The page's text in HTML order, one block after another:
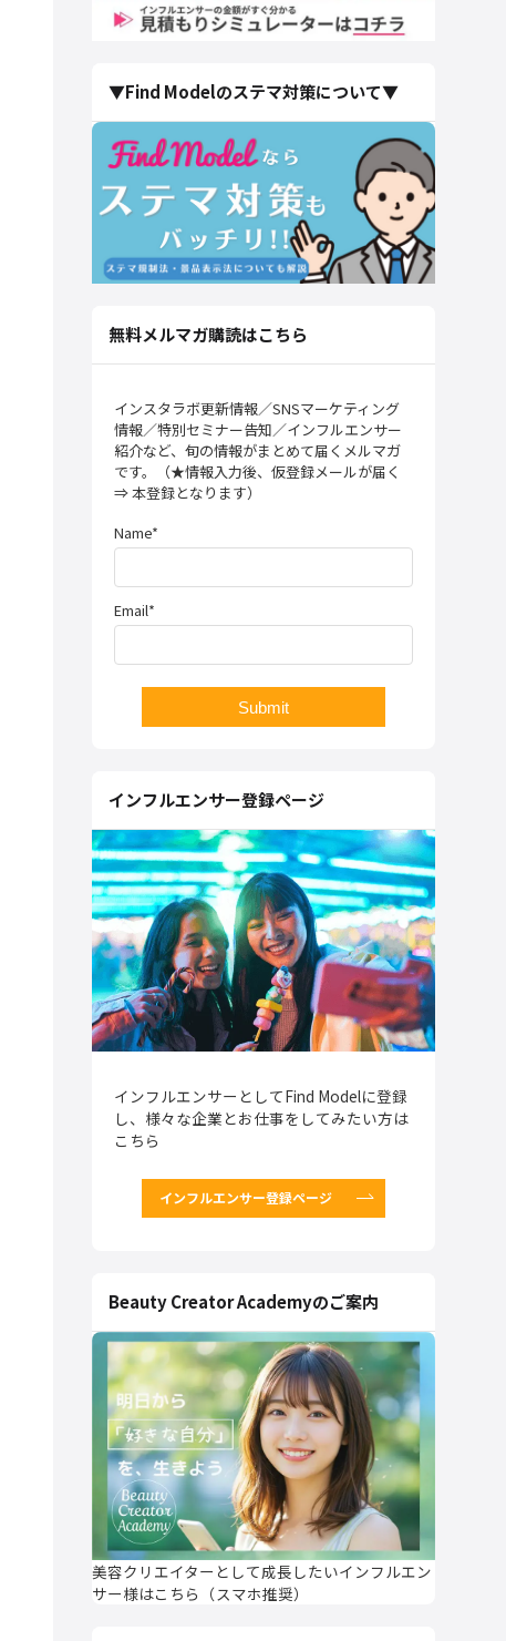
▼Find Modelのステマ対策について▼
無料メルマガ購読はこちら
インスタラボ更新情報／SNSマーケティング
情報／特別セミナー告知／インフルエンサー
紹介など、旬の情報がまとめて届くメルマガ
です。（★情報入力後、仮登録メールが届く
⇒ 本登録となります）
Name*
Email*
インフルエンサー登録ページ
インフルエンサーとしてFind Modelに登録
し、様々な企業とお仕事をしてみたい方は
こちら
インフルエンサー登録ページ
Beauty Creator Academyのご案内
美容クリエイターとして成長したいインフルエン
サー様はこちら（スマホ推奨）